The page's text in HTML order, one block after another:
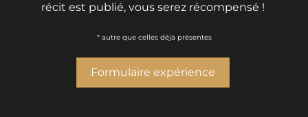
récit est publié, vous serez récompensé !
* autre que celles déjà présentes
Formulaire expérience